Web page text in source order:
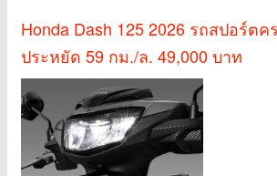
Honda Dash 125 2026 รถสปอร์ตค
ประหยัด 59 กม./ล. 49,000 บาท